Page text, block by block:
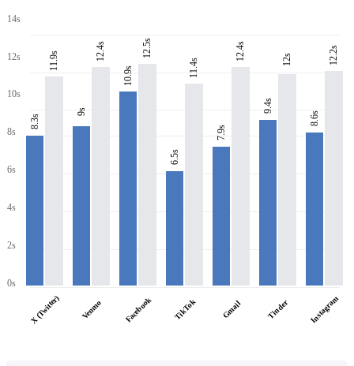
14s
12s
10s
8s
6s
4s
2s
0s
8.3s
11.9s
X (Twitter)
9s
12.4s
Venmo
10.9s
12.5s
Facebook
6.5s
11.4s
TikTok
7.9s
12.4s
Gmail
9.4s
12s
Tinder
8.6s
12.2s
Instagram